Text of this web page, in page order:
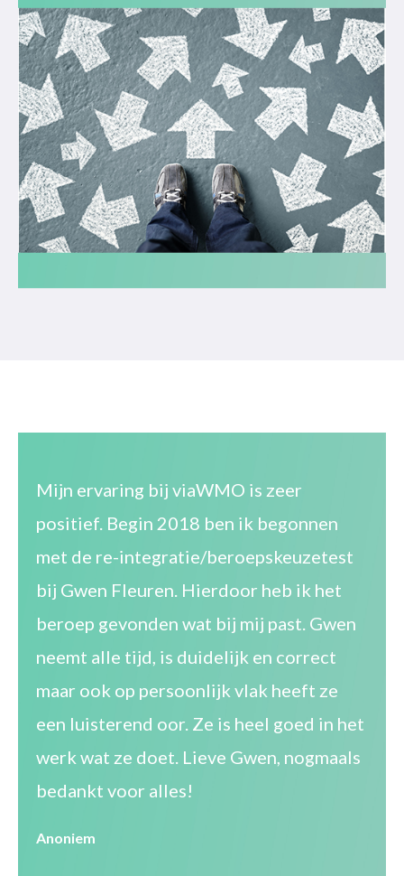
Mijn ervaring bij viaWMO is zeer
positief. Begin 2018 ben ik begonnen
met de re-integratie/beroepskeuzetest
bij Gwen Fleuren. Hierdoor heb ik het
beroep gevonden wat bij mij past. Gwen
neemt alle tijd, is duidelijk en correct
maar ook op persoonlijk vlak heeft ze
een luisterend oor. Ze is heel goed in het
werk wat ze doet. Lieve Gwen, nogmaals
bedankt voor alles!
Anoniem